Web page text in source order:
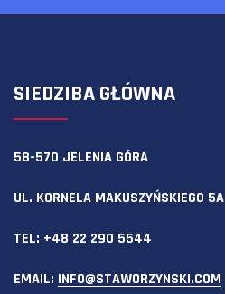
SIEDZIBA GŁÓWNA
58-570 JELENIA GÓRA
UL. KORNELA MAKUSZYŃSKIEGO 5A
TEL: +48 22 290 5544
EMAIL: INFO@STAWORZYNSKI.COM